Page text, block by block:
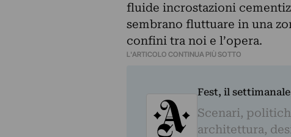
fluide incrostazioni
sembrano fluttuare in una
confini tra noi e l’opera.
L'ARTICOLO CONTINUA PIÙ SOTTO
Fest, il
Scenari,
architettura,